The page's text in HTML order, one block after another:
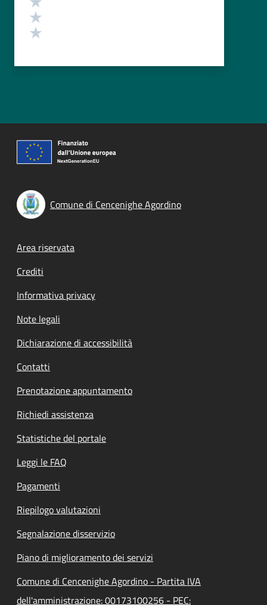
Comune di Cencenighe Agordino
Footer menu
Area riservata
Crediti
Informativa privacy
Note legali
Dichiarazione di accessibilità
Contatti
Prenotazione appuntamento
Richiedi assistenza
Statistiche del portale
Leggi le FAQ
Pagamenti
Riepilogo valutazioni
Segnalazione disservizio
Piano di miglioramento dei servizi
Comune di Cencenighe Agordino - Partita IVA
dell'amministrazione: 00173100256 - PEC: